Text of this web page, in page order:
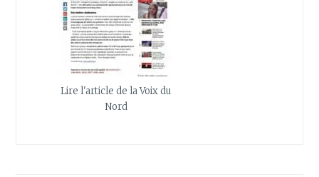
Lire l'article de la Voix du
Nord